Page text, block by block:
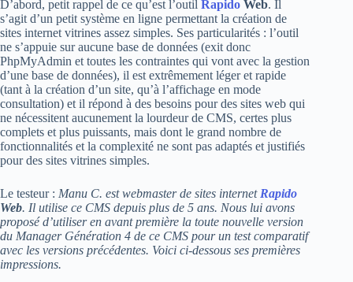
D’abord, petit rappel de ce qu’est l’outil Rapido Web. Il
s’agit d’un petit système en ligne permettant la création de
sites internet vitrines assez simples. Ses particularités : l’outil
ne s’appuie sur aucune base de données (exit donc
PhpMyAdmin et toutes les contraintes qui vont avec la gestion
d’une base de données), il est extrêmement léger et rapide
(tant à la création d’un site, qu’à l’affichage en mode
consultation) et il répond à des besoins pour des sites web qui
ne nécessitent aucunement la lourdeur de CMS, certes plus
complets et plus puissants, mais dont le grand nombre de
fonctionnalités et la complexité ne sont pas adaptés et justifiés
pour des sites vitrines simples.
Le testeur : Manu C. est webmaster de sites internet Rapido
Web. Il utilise ce CMS depuis plus de 5 ans. Nous lui avons
proposé d’utiliser en avant première la toute nouvelle version
du Manager Génération 4 de ce CMS pour un test comparatif
avec les versions précédentes. Voici ci-dessous ses premières
impressions.